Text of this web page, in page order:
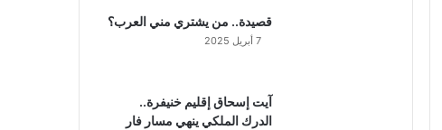
قصيدة.. من يشتري مني العرب؟
7 أبريل 2025
آيت إسحاق إقليم خنيفرة..
الدرك الملكي ينهي مسار فار